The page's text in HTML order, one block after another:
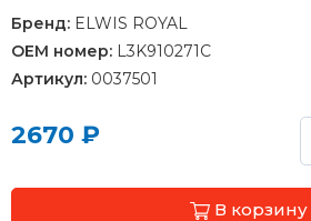
Бренд: ELWIS ROYAL
OEM номер: L3K910271C
Артикул: 0037501
2670 ₽
В корзину